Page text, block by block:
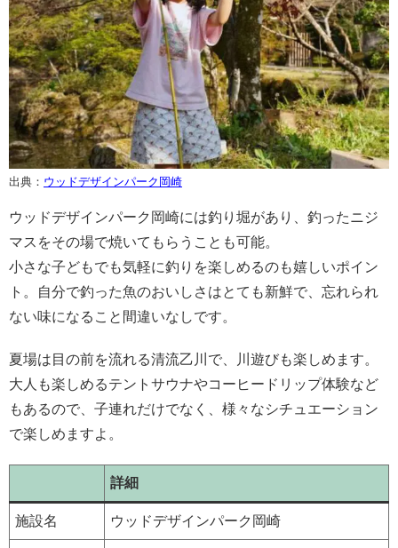
出典： ウッドデザインパーク岡崎
ウッドデザインパーク岡崎には釣り堀があり、釣ったニジ
マスをその場で焼いてもらうことも可能。
小さな子どもでも気軽に釣りを楽しめるのも嬉しいポイン
ト。自分で釣った魚のおいしさはとても新鮮で、忘れられ
ない味になること間違いなしです。
夏場は目の前を流れる清流乙川で、川遊びも楽しめます。
大人も楽しめるテントサウナやコーヒードリップ体験など
もあるので、子連れだけでなく、様々なシチュエーション
で楽しめますよ。
詳細
施設名 ウッドデザインパーク岡崎